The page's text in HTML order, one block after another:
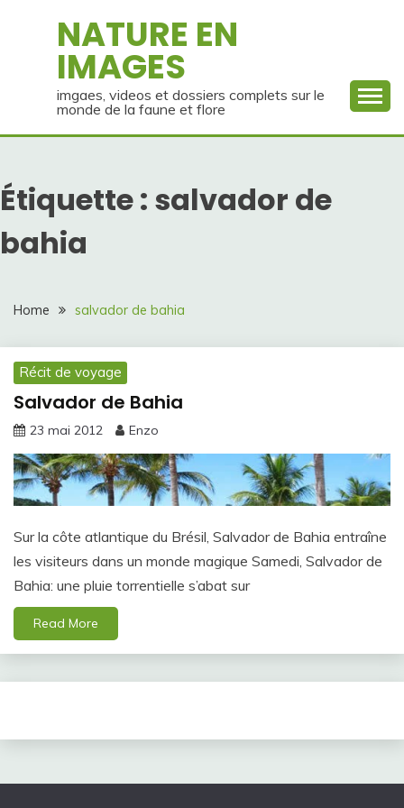
NATURE EN
IMAGES
imgaes, videos et dossiers complets sur le
monde de la faune et flore
Étiquette : salvador de
bahia
Home salvador de bahia
Récit de voyage
Salvador de Bahia
23 mai 2012 Enzo
Sur la côte atlantique du Brésil, Salvador de Bahia entraîne
les visiteurs dans un monde magique Samedi, Salvador de
Bahia: une pluie torrentielle s’abat sur
Read More